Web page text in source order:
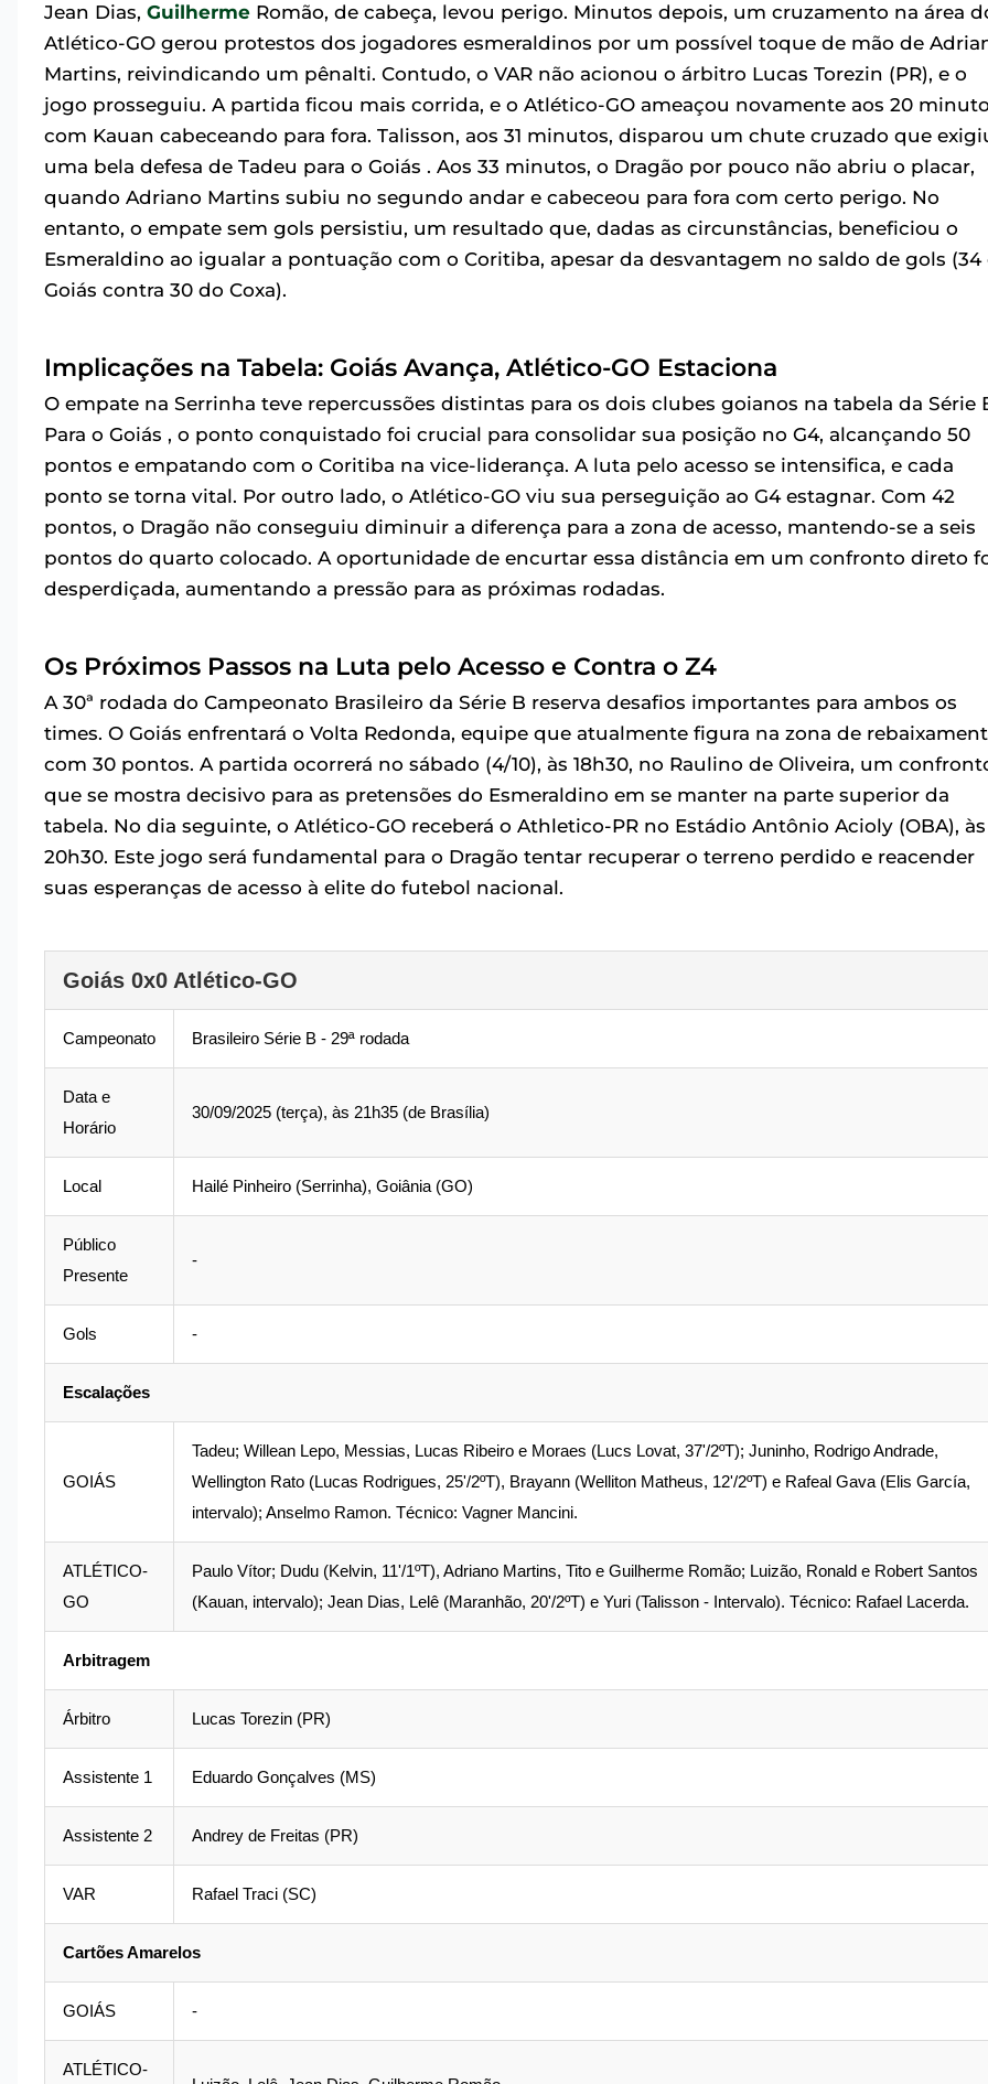
Jean Dias, Guilherme Romão, de cabeça, levou perigo. Minutos depois, um cruzamento na área
Atlético-GO gerou protestos dos jogadores esmeraldinos por um possível toque de mão de
Martins, reivindicando um pênalti. Contudo, o VAR não acionou o árbitro Lucas Torezin (PR), e o
jogo prosseguiu. A partida ficou mais corrida, e o Atlético-GO ameaçou novamente aos 20
com Kauan cabeceando para fora. Talisson, aos 31 minutos, disparou um chute cruzado que
uma bela defesa de Tadeu para o Goiás . Aos 33 minutos, o Dragão por pouco não abriu o placar,
quando Adriano Martins subiu no segundo andar e cabeceou para fora com certo perigo. No
entanto, o empate sem gols persistiu, um resultado que, dadas as circunstâncias, beneficiou o
Esmeraldino ao igualar a pontuação com o Coritiba, apesar da desvantagem no saldo de gols (34
Goiás contra 30 do Coxa).
Implicações na Tabela: Goiás Avança, Atlético-GO Estaciona
O empate na Serrinha teve repercussões distintas para os dois clubes goianos na tabela da Série
Para o Goiás , o ponto conquistado foi crucial para consolidar sua posição no G4, alcançando 50
pontos e empatando com o Coritiba na vice-liderança. A luta pelo acesso se intensifica, e cada
ponto se torna vital. Por outro lado, o Atlético-GO viu sua perseguição ao G4 estagnar. Com 42
pontos, o Dragão não conseguiu diminuir a diferença para a zona de acesso, mantendo-se a seis
pontos do quarto colocado. A oportunidade de encurtar essa distância em um confronto direto
desperdiçada, aumentando a pressão para as próximas rodadas.
Os Próximos Passos na Luta pelo Acesso e Contra o Z4
A 30ª rodada do Campeonato Brasileiro da Série B reserva desafios importantes para ambos os
times. O Goiás enfrentará o Volta Redonda, equipe que atualmente figura na zona de
com 30 pontos. A partida ocorrerá no sábado (4/10), às 18h30, no Raulino de Oliveira, um
que se mostra decisivo para as pretensões do Esmeraldino em se manter na parte superior da
tabela. No dia seguinte, o Atlético-GO receberá o Athletico-PR no Estádio Antônio Acioly (OBA), às
20h30. Este jogo será fundamental para o Dragão tentar recuperar o terreno perdido e reacender
suas esperanças de acesso à elite do futebol nacional.
Goiás 0x0 Atlético-GO
Campeonato Brasileiro Série B - 29ª rodada
Data e
Horário
30/09/2025 (terça), às 21h35 (de Brasília)
Local Hailé Pinheiro (Serrinha), Goiânia (GO)
Público
Presente
-
Gols -
Escalações
GOIÁS
Tadeu; Willean Lepo, Messias, Lucas Ribeiro e Moraes (Lucs Lovat, 37'/2ºT); Juninho, Rodrigo Andrade,
Wellington Rato (Lucas Rodrigues, 25'/2ºT), Brayann (Welliton Matheus, 12'/2ºT) e Rafeal Gava (Elis García,
intervalo); Anselmo Ramon. Técnico: Vagner Mancini.
ATLÉTICO-
GO
Paulo Vítor; Dudu (Kelvin, 11'/1ºT), Adriano Martins, Tito e Guilherme Romão; Luizão, Ronald e Robert Santos
(Kauan, intervalo); Jean Dias, Lelê (Maranhão, 20'/2ºT) e Yuri (Talisson - Intervalo). Técnico: Rafael Lacerda.
Arbitragem
Árbitro Lucas Torezin (PR)
Assistente 1 Eduardo Gonçalves (MS)
Assistente 2 Andrey de Freitas (PR)
VAR Rafael Traci (SC)
Cartões Amarelos
GOIÁS -
ATLÉTICO-